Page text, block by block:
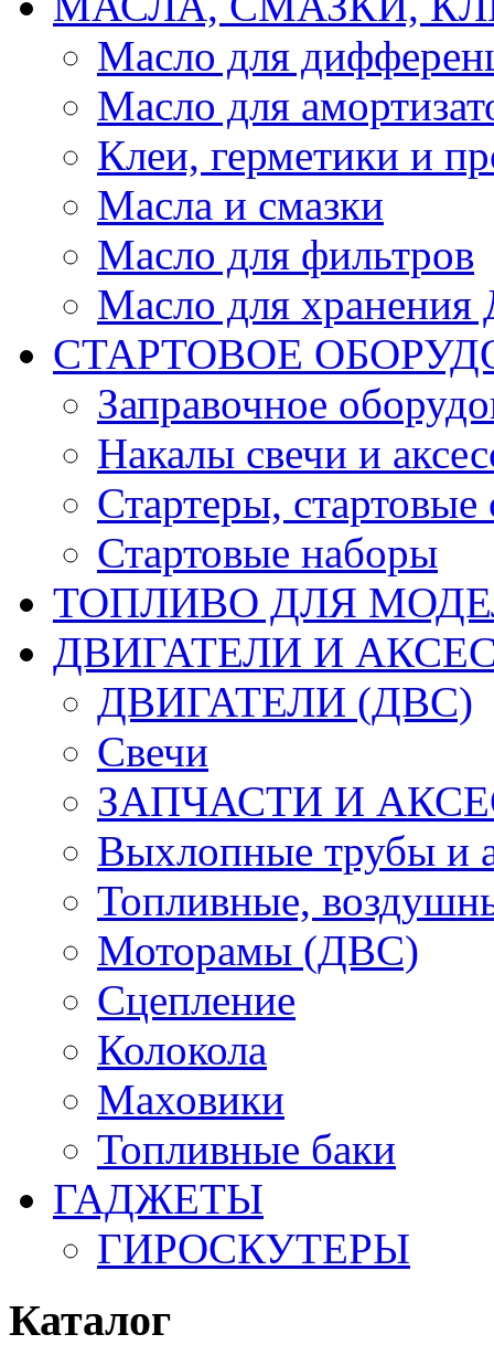
Масло для
Масло для
Клеи, герметики и
Масла и смазки
Масло для фильтров
Масло для
СТАРТОВОЕ
Заправочное
Накалы свечи и
Стартеры, стартовые
Стартовые наборы
ТОПЛИВО ДЛЯ
ДВИГАТЕЛИ И
ДВИГАТЕЛИ (ДВС)
Свечи
ЗАПЧАСТИ И
Выхлопные трубы и
Топливные,
Моторамы (ДВС)
Сцепление
Колокола
Маховики
Топливные баки
ГАДЖЕТЫ
ГИРОСКУТЕРЫ
Каталог